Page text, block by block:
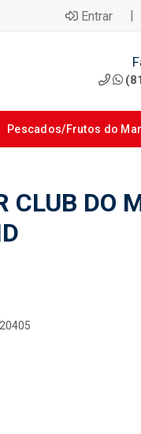
Entrar |
Pescados/Frutos do Mar
CLUB DO